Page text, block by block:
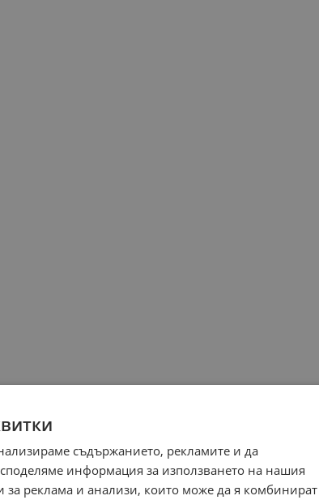
съдържанието, рекламите и да
информация за използването на нашия
за реклама и анализи, които може да я комбинират